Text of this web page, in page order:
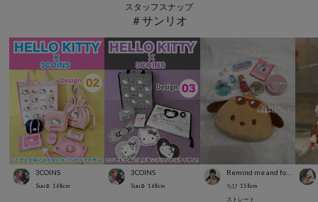
スタッフスナップ
＃サンリオ
3COINS
Suu☺︎ 168cm
3COINS
Suu☺︎ 168cm
Remind me and forever
ちひ 158cm
ストレート